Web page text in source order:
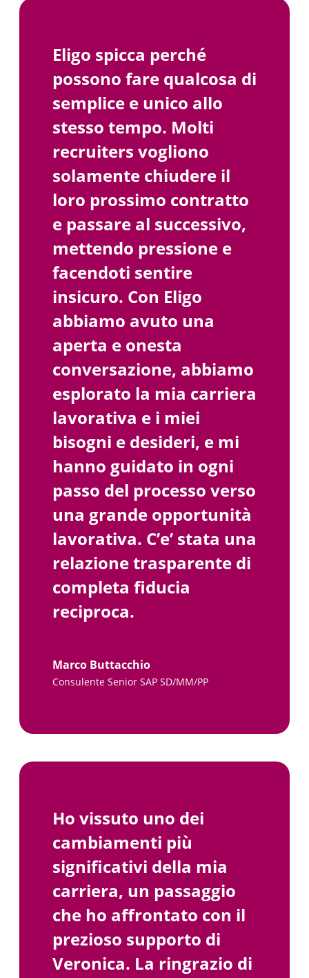
Eligo spicca perché
possono fare qualcosa di
semplice e unico allo
stesso tempo. Molti
recruiters vogliono
solamente chiudere il
loro prossimo contratto
e passare al successivo,
mettendo pressione e
facendoti sentire
insicuro. Con Eligo
abbiamo avuto una
aperta e onesta
conversazione, abbiamo
esplorato la mia carriera
lavorativa e i miei
bisogni e desideri, e mi
hanno guidato in ogni
passo del processo verso
una grande opportunità
lavorativa. C’e’ stata una
relazione trasparente di
completa fiducia
reciproca.
Marco Buttacchio
Consulente Senior SAP SD/MM/PP
Ho vissuto uno dei
cambiamenti più
significativi della mia
carriera, un passaggio
che ho affrontato con il
prezioso supporto di
Veronica. La ringrazio di